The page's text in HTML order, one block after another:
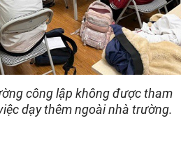
công lập không được tham
dạy thêm ngoài nhà trường.